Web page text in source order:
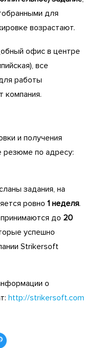
для
возрастают.
офис в центре
все
работы
компания.
и получения
резюме по адресу:
задания, на
ровно 1 неделя.
до 20
успешно
Strikersoft
о
http://strikersoft.com